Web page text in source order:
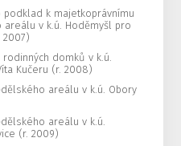
k majetkoprávnímu
v k.ú. Hoděmyšl pro
domků v k.ú.
Kučeru (r. 2008)
areálu v k.ú. Obory
areálu v k.ú.
(r. 2009)